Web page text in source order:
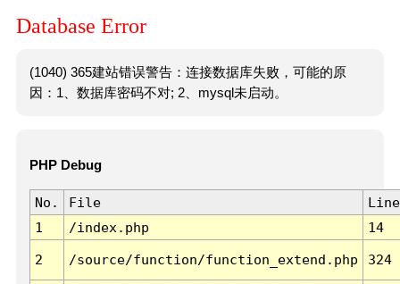
Database Error
(1040) 365建站错误警告：连接数据库失败，可能的原
因：1、数据库密码不对; 2、mysql未启动。
PHP Debug
No. File
Line
1
/index.php 14
2 /source/function/function_extend.php 324